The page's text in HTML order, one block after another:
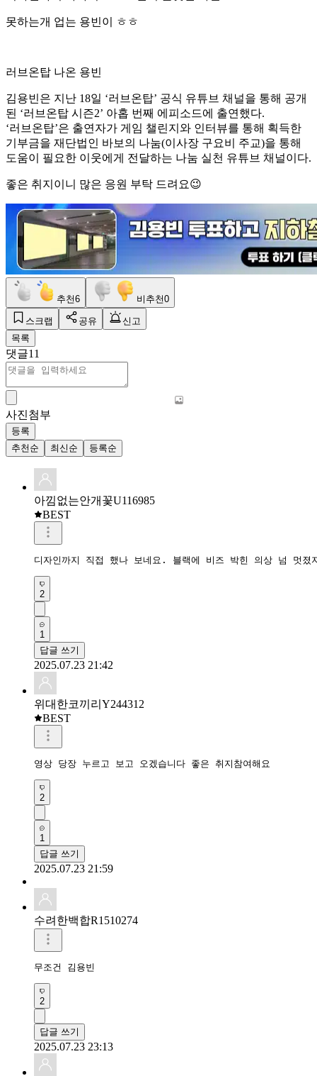
못하는개 업는 용빈이 ㅎㅎ
러브온탑 나온 용빈
김용빈은 지난 18일 ‘러브온탑’ 공식 유튜브 채널을 통해 공개
된 ‘러브온탑 시즌2’ 아홉 번째 에피소드에 출연했다.
‘러브온탑’은 출연자가 게임 챌린지와 인터뷰를 통해 획득한
기부금을 재단법인 바보의 나눔(이사장 구요비 주교)을 통해
도움이 필요한 이웃에게 전달하는 나눔 실천 유튜브 채널이다.
좋은 취지이니 많은 응원 부탁 드려요😉
추천6 비추천0
스크랩 공유
신고
목록
댓글11
사진첨부
등록
추천순
최신순 등록순
아낌없는안개꽃U116985
BEST
디자인까지 직접 했나 보네요. 블랙에 비즈 박힌 의상 넘 멋
2
1
답글 쓰기
2025.07.23 21:42
위대한코끼리Y244312
BEST
영상 당장 누르고 보고 오겠습니다 좋은 취지참여해요
2
1
답글 쓰기
2025.07.23 21:59
수려한백합R1510274
무조건 김용빈
2
답글 쓰기
2025.07.23 23:13